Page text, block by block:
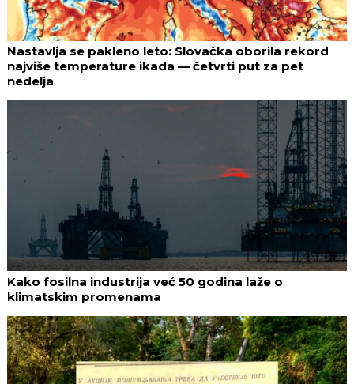
Nastavlja se pakleno leto: Slovačka oborila rekord
najviše temperature ikada — četvrti put za pet
nedelja
Kako fosilna industrija već 50 godina laže o
klimatskim promenama